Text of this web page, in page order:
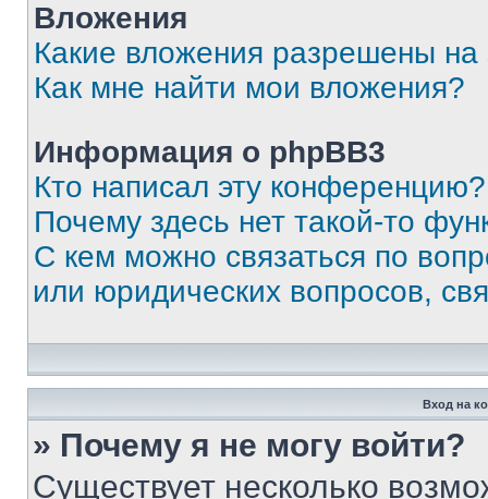
Вложения
Какие вложения разрешены
Как мне найти мои вложения?
Информация о phpBB3
Кто написал эту конференцию?
Почему здесь нет такой-то
С кем можно связаться по
или юридических вопросов,
Вход на
» Почему я не могу войти?
Существует несколько